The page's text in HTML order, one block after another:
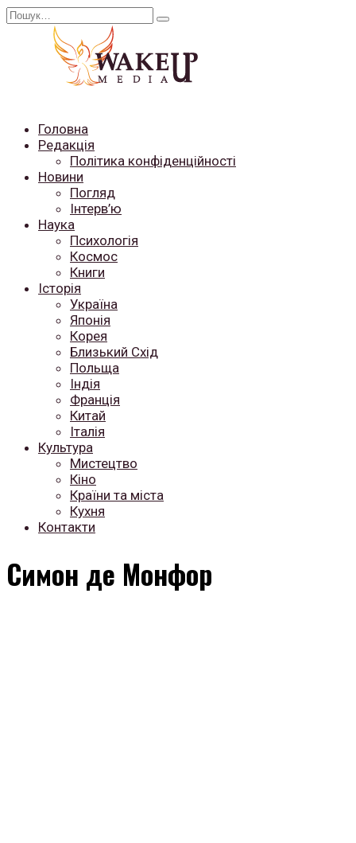
Перейти
Search
Головна
Редакція
Політика конфіденційності
Новини
Погляд
Інтерв’ю
Наука
Психологія
Космос
Книги
Історія
Україна
Японія
Корея
Близький Схід
Польща
Індія
Франція
Китай
Італія
Культура
Мистецтво
Кіно
Країни та міста
Кухня
Контакти
Симон де Монфор